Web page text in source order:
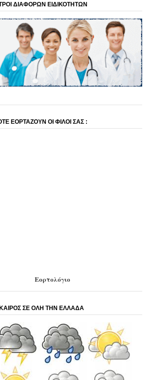
ΔΙΑΦΟΡΩΝ ΕΙΔΙΚΟΤΗΤΩΝ
ΕΟΡΤΑΖΟΥΝ ΟΙ ΦΙΛΟΙ ΣΑΣ :
Εορτολόγιο
ΣΕ ΟΛΗ ΤΗΝ ΕΛΛΑΔΑ